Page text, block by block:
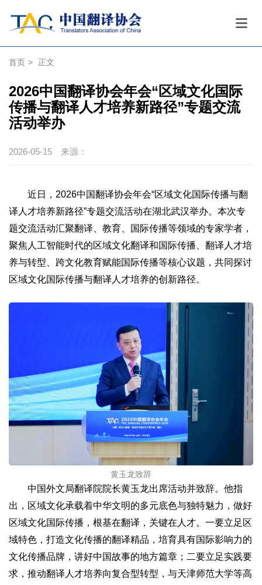
首页 > 正文
2026中国翻译协会年会“区域文化国际
传播与翻译人才培养新路径”专题交流
活动举办
2026-05-15 来源：
近日，2026中国翻译协会年会“区域文化国际传播与翻
译人才培养新路径”专题交流活动在湖北武汉举办。本次专
题交流活动汇聚翻译、教育、国际传播等领域的专家学者，
聚焦人工智能时代的区域文化翻译和国际传播、翻译人才培
养与转型、跨文化教育赋能国际传播等核心议题，共同探讨
区域文化国际传播与翻译人才培养的创新路径。
黄玉龙致辞
中国外文局翻译院院长黄玉龙出席活动并致辞。他指
出，区域文化承载着中华文明的多元底色与独特魅力，做好
区域文化国际传播，根基在翻译，关键在人才。一要立足区
域特色，打造文化传播的翻译精品，培育具有国际影响力的
文化传播品牌，讲好中国故事的地方篇章；二要立足实践要
求，推动翻译人才培养向复合型转型，与天津师范大学等高